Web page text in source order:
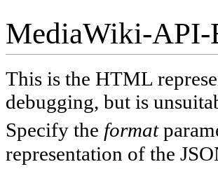
MediaWiki-API-
This is the HTML
debugging, but is
Specify the format
representation of the